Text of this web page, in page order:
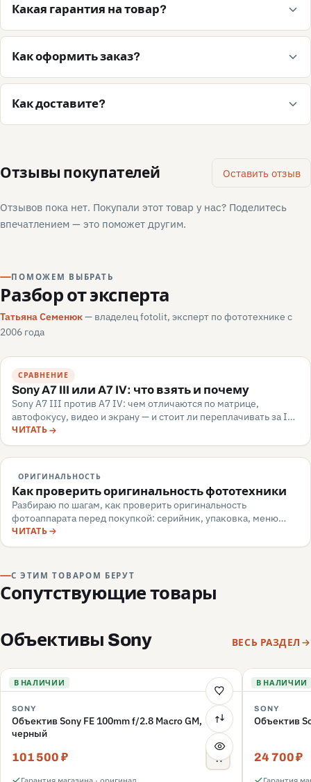
Какая гарантия на товар?
Как оформить заказ?
Как доставите?
Отзывы покупателей Оставить отзыв
Отзывов пока нет. Покупали этот товар у нас? Поделитесь
впечатлением — это поможет другим.
ПОМОЖЕМ ВЫБРАТЬ
Разбор от эксперта
Татьяна Семенюк— владелец fotolit, эксперт по фототехнике с
2006 года
СРАВНЕНИЕ
Sony A7 III или A7 IV: что взять и почему
Sony A7 III против A7 IV: чем отличаются по матрице,
автофокусу, видео и экрану — и стоит ли переплачивать за IV.
Разбор для апгрейдера, июнь 2026.
ЧИТАТЬ
ОРИГИНАЛЬНОСТЬ
Как проверить оригинальность фототехники
Разбираю по шагам, как проверить оригинальность
фотоаппарата перед покупкой: серийник, упаковка, меню
камеры, маркировка, документы — и какие красные флаги
говорят о подделке или сером импорте.
ЧИТАТЬ
С ЭТИМ ТОВАРОМ БЕРУТ
Сопутствующие товары
Объективы Sony ВЕСЬ РАЗДЕЛ
В НАЛИЧИИ
SONY
Объектив Sony FE 100mm f/2.8 Macro GM,
черный
101 500 ₽
В НАЛИЧИИ
SONY
Объектив
24 700 ₽